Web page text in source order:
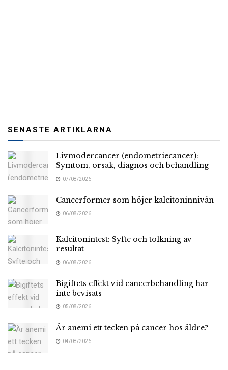
SENASTE ARTIKLARNA
Livmodercancer (endometriecancer):
Symtom, orsak, diagnos och behandling
07/08/2026
Cancerformer som höjer kalcitoninnivån
06/08/2026
Kalcitonintest: Syfte och tolkning av
resultat
06/08/2026
Bigiftets effekt vid cancerbehandling har
inte bevisats
05/08/2026
Är anemi ett tecken på cancer hos äldre?
04/08/2026